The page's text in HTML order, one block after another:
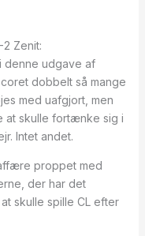
Zenit:
denne udgave af
dobbelt så mange
med uafgjort, men
at skulle fortænke sig i
Intet andet.
proppet med
der har det
skulle spille CL efter